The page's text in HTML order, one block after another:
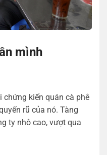
mình
chứng kiến quán cà phê
rũ của nó. Tàng
ty nhô cao, vượt qua